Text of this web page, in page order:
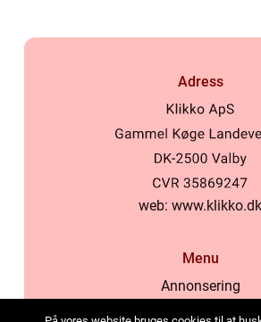
Adress
web: www.klikko.dk
Menu
Annonsering